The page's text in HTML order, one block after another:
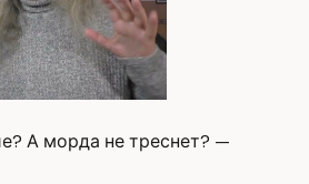
А морда не треснет? —